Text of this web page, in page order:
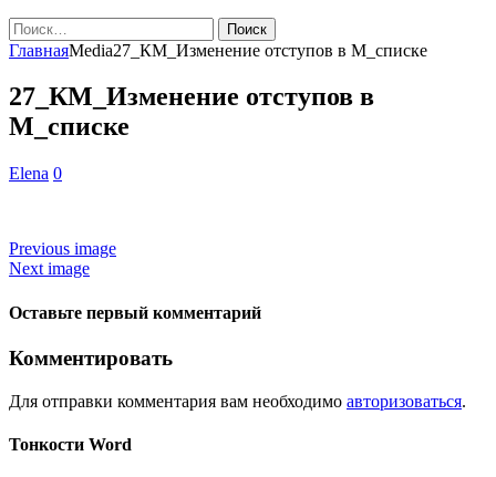
Найти:
ГлавнаяMedia27_КМ_Изменение отступов в М_списке
27_КМ_Изменение отступов в
М_списке
Elena 0
Previous image
Next image
Оставьте первый комментарий
Комментировать
Для отправки комментария вам необходимо авторизоваться.
Тонкости Word